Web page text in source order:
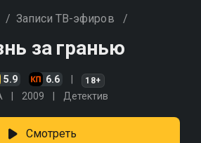
/ Записи ТВ-эфиров /
за гранью
5.9 6.6 18+
2009 Детектив
Смотреть